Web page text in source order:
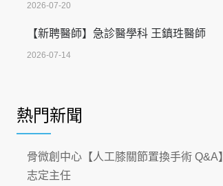
2026-07-20
【新聘醫師】急診醫學科 王鎮珄醫師
2026-07-14
2026-07-08
沒菸酒也瀕臨洗腎？65歲男靠「這習慣
轉腎功能 醫揭3招救命
熱門新聞
骨微創中心【人工膝關節置換手術 Q&A
志定主任